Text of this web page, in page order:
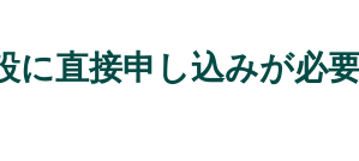
に直接申し込みが必